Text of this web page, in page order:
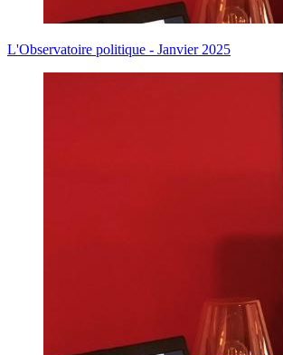
L'Observatoire politique - Janvier 2025